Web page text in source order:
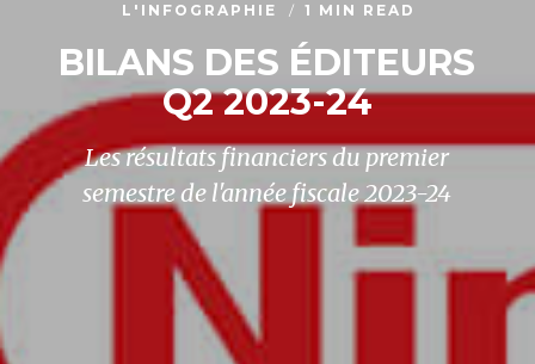
L'INFOGRAPHIE 1 MIN READ
BILANS DES ÉDITEURS
Q2 2023-24
Les résultats financiers du premier
semestre de l'année fiscale 2023-24